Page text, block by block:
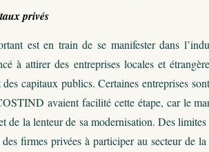
privés
est en train de se manifester dans
à attirer des entreprises locales et
capitaux publics. Certaines entreprises
avaient facilité cette étape, car le
de la lenteur de sa modernisation. Des
firmes privées à participer au secteur de